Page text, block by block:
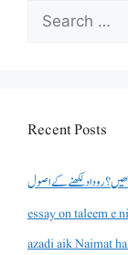
Search
for:
Recent Posts
روداد لکھنے کے اصول